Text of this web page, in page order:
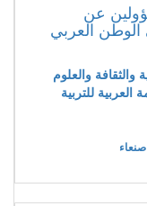
عن
الوطن العربي
والثقافة والعلوم
للتربية